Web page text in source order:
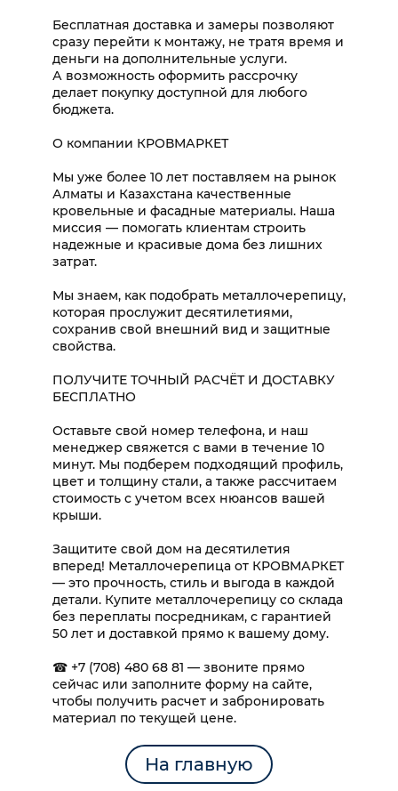
Бесплатная доставка и замеры позволяют
сразу перейти к монтажу, не тратя время и
деньги на дополнительные услуги.
А возможность оформить рассрочку
делает покупку доступной для любого
бюджета.
О компании КРОВМАРКЕТ
Мы уже более 10 лет поставляем на рынок
Алматы и Казахстана качественные
кровельные и фасадные материалы. Наша
миссия — помогать клиентам строить
надежные и красивые дома без лишних
затрат.
Мы знаем, как подобрать металлочерепицу,
которая прослужит десятилетиями,
сохранив свой внешний вид и защитные
свойства.
ПОЛУЧИТЕ ТОЧНЫЙ РАСЧЁТ И ДОСТАВКУ
БЕСПЛАТНО
Оставьте свой номер телефона, и наш
менеджер свяжется с вами в течение 10
минут. Мы подберем подходящий профиль,
цвет и толщину стали, а также рассчитаем
стоимость с учетом всех нюансов вашей
крыши.
Защитите свой дом на десятилетия
вперед! Металлочерепица от КРОВМАРКЕТ
— это прочность, стиль и выгода в каждой
детали. Купите металлочерепицу со склада
без переплаты посредникам, с гарантией
50 лет и доставкой прямо к вашему дому.
☎ +7 (708) 480 68 81 — звоните прямо
сейчас или заполните форму на сайте,
чтобы получить расчет и забронировать
материал по текущей цене.
На главную